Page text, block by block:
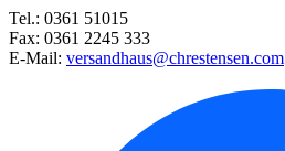
Quatro-Himbeere
Tel.: 0361 51015
Fax: 0361 2245 333
E-Mail: versandhaus@chrestensen.com